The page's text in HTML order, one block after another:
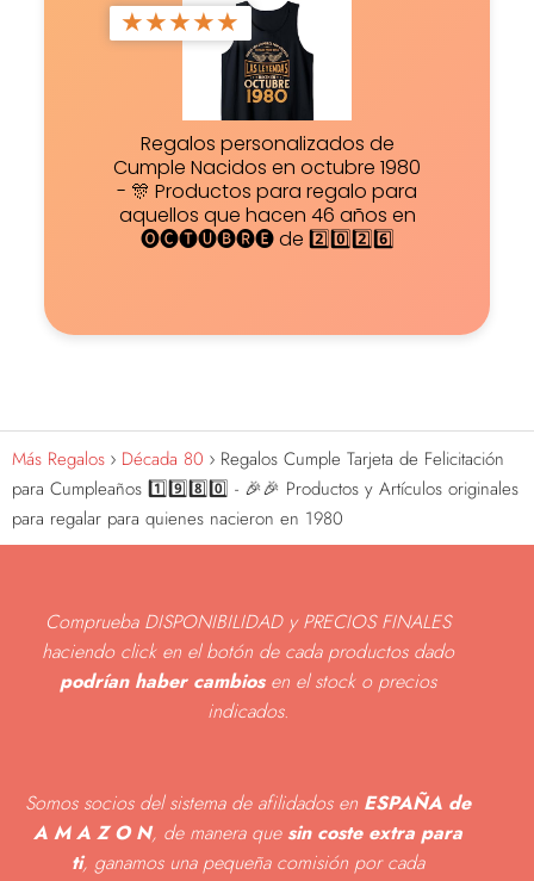
★★★★★
Regalos personalizados de
Cumple Nacidos en octubre 1980
- 🎊 Productos para regalo para
aquellos que hacen 46 años en
🅞🅒🅣🅤🅑🅡🅔 de 2️⃣0️⃣2️⃣6️⃣
Más Regalos Década 80
Regalos Cumple Tarjeta de Felicitación
para Cumpleaños 1️⃣9️⃣8️⃣0️⃣ - 🎉🎉 Productos y Artículos originales
para regalar para quienes nacieron en 1980
Comprueba DISPONIBILIDAD y PRECIOS FINALES
haciendo click en el botón de cada productos dado
podrían haber cambiosen el stock o precios
indicados.
Somos socios del sistema de afilidados en ESPAÑA de
A M A Z O N, de manera que sin coste extra para
ti, ganamos una pequeña comisión por cada